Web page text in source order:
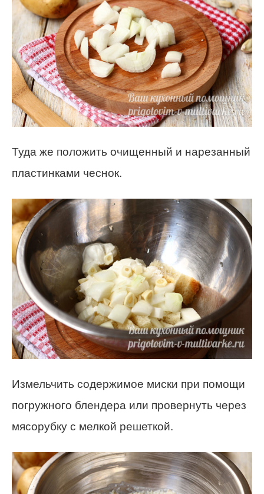
Туда же положить очищенный и нарезанный
пластинками чеснок.
Измельчить содержимое миски при помощи
погружного блендера или провернуть через
мясорубку с мелкой решеткой.